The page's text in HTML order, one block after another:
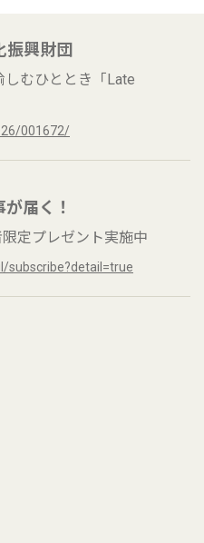
興財団
むひととき「Late
001672/
届く！
定プレゼント実施中
subscribe?detail=true